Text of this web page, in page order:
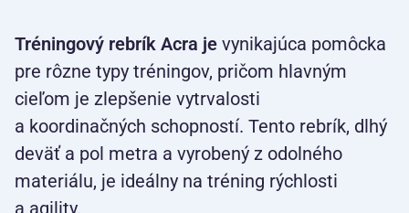
Tréningový rebrík Acra je vynikajúca pomôcka
pre rôzne typy tréningov, pričom hlavným
cieľom je zlepšenie vytrvalosti
a koordinačných schopností. Tento rebrík, dlhý
deväť a pol metra a vyrobený z odolného
materiálu, je ideálny na tréning rýchlosti
a agility.